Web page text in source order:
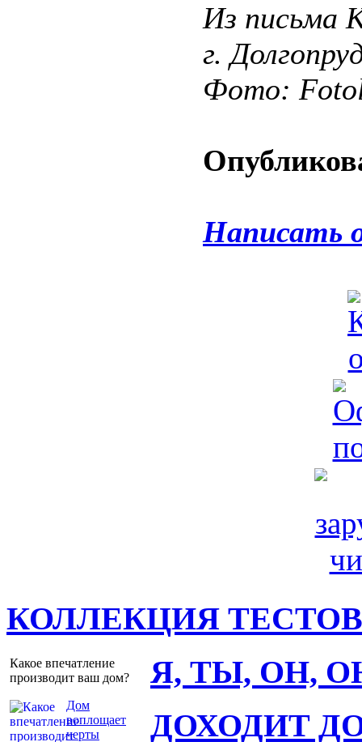
Из письма
г.
Фото:
Написать
КОЛЛЕКЦИЯ ТЕСТОВ
Какое впечатление
производит ваш дом?
Дом
воплощает
черты
Я, ТЫ, ОН,
ДОХОДИТ